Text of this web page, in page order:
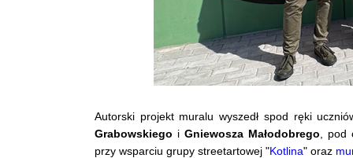
Autorski projekt muralu wyszedł spod ręki
Grabowskiego i Gniewosza Małodobrego ,
przy wsparciu grupy streetartowej "Kotlina" oraz